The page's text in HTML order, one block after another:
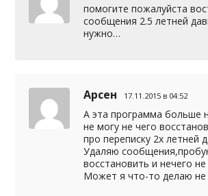
помогите пожалуйста
сообщения 2.5 летней
нужно…
Арсен 17.11.2015 в 04:52
А эта программа больше
не могу не чего
про переписку 2х летней
Удаляю
восстановить и нечего
Может я что-то делаю не